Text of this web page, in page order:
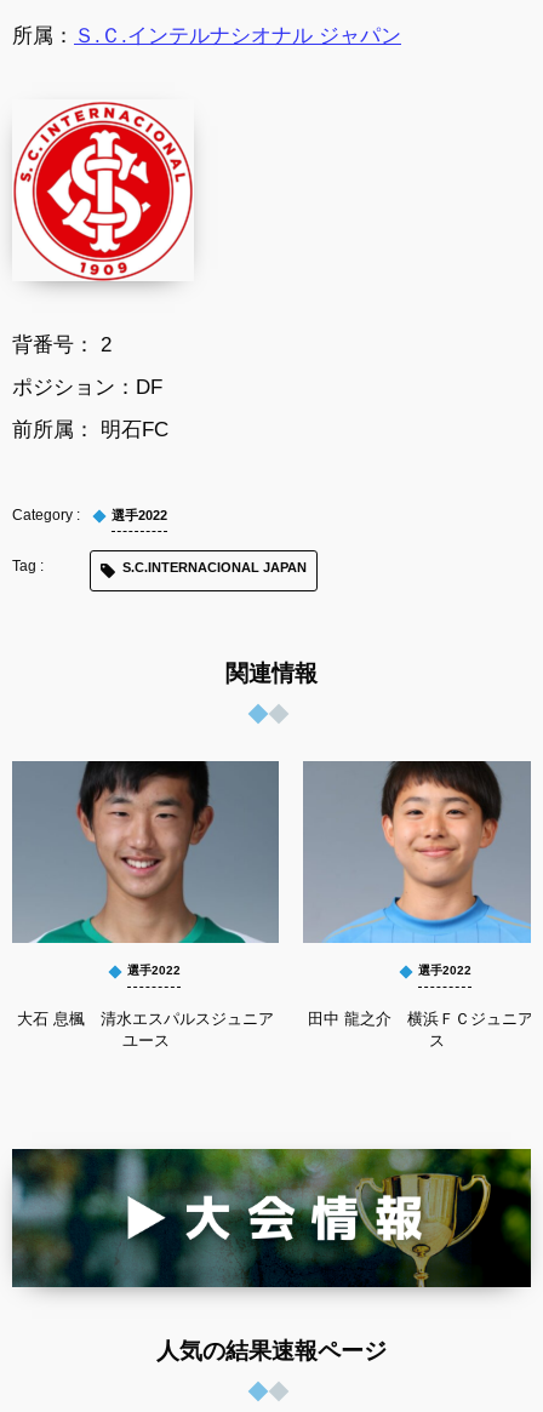
所属： Ｓ.Ｃ.インテルナシオナル ジャパン
背番号： 2
ポジション：DF
前所属： 明石FC
選手2022
S.C.INTERNACIONAL JAPAN
関連情報
選手2022
大石 息楓 清水エスパルスジュニア
ユース
選手2022
田中 龍之介 横浜ＦＣジュニア
ス
人気の結果速報ページ